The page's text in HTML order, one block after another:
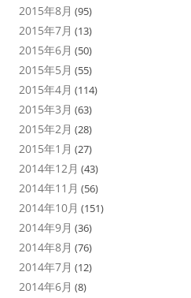
2015年8月 (95)
2015年7月 (13)
2015年6月 (50)
2015年5月 (55)
2015年4月 (114)
2015年3月 (63)
2015年2月 (28)
2015年1月 (27)
2014年12月 (43)
2014年11月 (56)
2014年10月 (151)
2014年9月 (36)
2014年8月 (76)
2014年7月 (12)
2014年6月 (8)